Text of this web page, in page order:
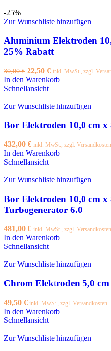
-25%
Zur Wunschliste hinzufügen
Aluminium Elektroden
25% Rabatt
30,00€ Ursprünglicher
Preis
war:
22,50 €Aktueller
Preis
inkl. MwSt., zzgl.
In den Warenkorb
Schnellansicht
Zur Wunschliste hinzufügen
Bor Elektroden 10,0 cm x
432,00 € inkl. MwSt., zzgl. Versandkosten
In den Warenkorb
Schnellansicht
Zur Wunschliste hinzufügen
Bor Elektroden 10,0 cm
Turbogenerator 6.0
481,00 € inkl. MwSt., zzgl. Versandkosten
In den Warenkorb
Schnellansicht
Zur Wunschliste hinzufügen
Chrom Elektroden 5,0
49,50 € inkl. MwSt., zzgl. Versandkosten
In den Warenkorb
Schnellansicht
Zur Wunschliste hinzufügen